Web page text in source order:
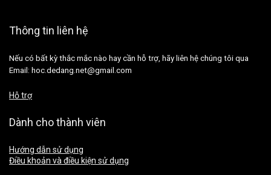
Thông tin liên hệ
Nếu có bất kỳ thắc mắc nào hay cần hỗ trợ, hãy liên hệ chúng tôi qua
Email: hoc.dedang.net@gmail.com
Hỗ trợ
Dành cho thành viên
Hướng dẫn sử dụng
Điều khoản và điều kiện sử dụng